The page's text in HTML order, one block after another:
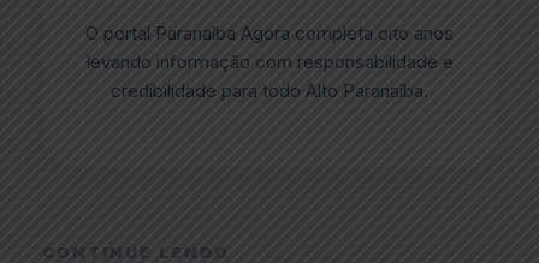
O portal Paranaíba Agora completa oito anos
levando informação com responsabilidade e
credibilidade para todo Alto Paranaíba.
CONTINUE LENDO